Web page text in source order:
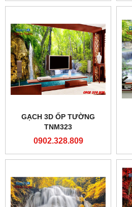
GẠCH 3D ỐP TƯỜNG
TNM323
0902.328.809